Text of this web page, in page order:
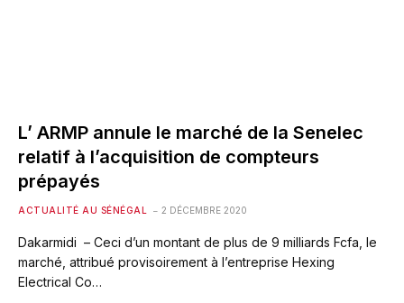
L’ ARMP annule le marché de la Senelec
relatif à l’acquisition de compteurs
prépayés
ACTUALITÉ AU SÉNÉGAL 2 DÉCEMBRE 2020
Dakarmidi – Ceci d’un montant de plus de 9 milliards Fcfa, le
marché, attribué provisoirement à l’entreprise Hexing
Electrical Co…